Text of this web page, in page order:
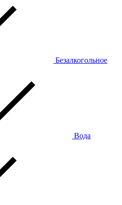
Безалкогольное
Вода